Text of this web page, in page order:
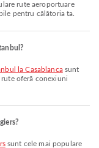
rute aeroportuare
pentru călătoria ta.
la Casablancasunt
oferă conexiuni
sunt cele mai populare